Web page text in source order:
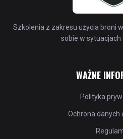
Szkolenia z zakresu użycia broni
sobie w sytuacjach
WAŻNE
Polityka
Ochrona danych